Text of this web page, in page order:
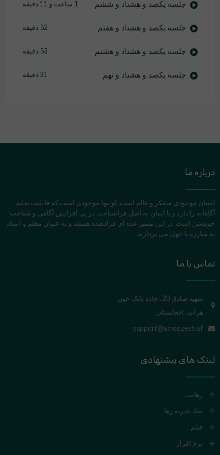
جلسه یکصد و هشتاد و ششم 1 ساعت و 11 دقیقه
جلسه یکصد و هشتاد و هفتم 52 دقیقه
جلسه یکصد و هشتاد و هشتم 53 دقیقه
جلسه یکصد و هشتاد و نهم 31 دقیقه
درباره ما
انسان موجودی متفکر و عالم است. او تنها موجودی است که قابلیت تعلیم
آگاهانه را دارد و با ایمان به اصل فراشناخت در پی افزایش آگاهی و شناخت
خویشتن است. در این مسیر عده ای فرادهنده هستند و به عنوان معلم و استاد
به مبارزه با جهل می پردازند.
تماس با ما
شهید صادق 20، جاده بانک خون
هرات، افغانستان
support@amoozesh.af
لینک های پیشنهادی
رهانت
بنیاد خیریه رها
فیلم
نرم افزار